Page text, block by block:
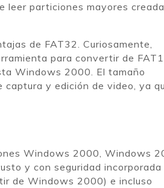
leer particiones mayores
de FAT32. Curiosamente,
para convertir de
Windows 2000. El tamaño
y edición de video, ya
Windows 2000, Windows
y con seguridad incorporada
de Windows 2000) e incluso